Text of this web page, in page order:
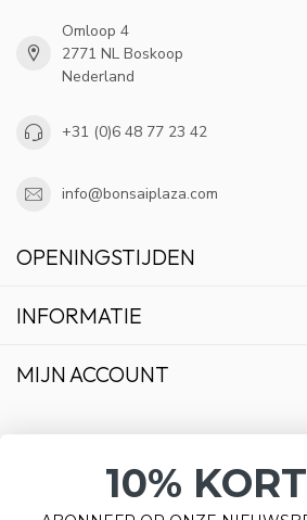
Omloop 4
2771 NL Boskoop
Nederland
+31 (0)6 48 77 23 42
info@bonsaiplaza.com
OPENINGSTIJDEN
INFORMATIE
MIJN ACCOUNT
10%